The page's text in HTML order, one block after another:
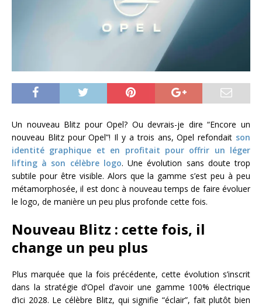
Un nouveau Blitz pour Opel? Ou devrais-je dire “Encore un
nouveau Blitz pour Opel”! Il y a trois ans, Opel refondait son
identité graphique et en profitait pour offrir un léger
lifting à son célèbre logo. Une évolution sans doute trop
subtile pour être visible. Alors que la gamme s’est peu à peu
métamorphosée, il est donc à nouveau temps de faire évoluer
le logo, de manière un peu plus profonde cette fois.
Nouveau Blitz : cette fois, il
change un peu plus
Plus marquée que la fois précédente, cette évolution s’inscrit
dans la stratégie d’Opel d’avoir une gamme 100% électrique
d’ici 2028. Le célèbre Blitz, qui signifie “éclair”, fait plutôt bien